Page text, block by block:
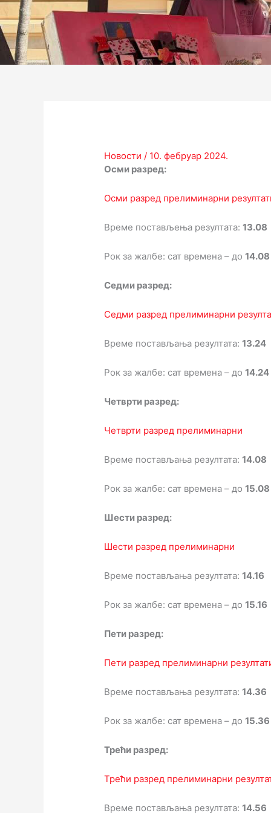
Новости / 10. фебруар 2024.
Осми разред:
Осми разред прелиминарни
Време постављења резултата:13.08
Рок за жалбе: сат времена – до14.08
Седми разред:
Седми разред прелиминарни
Време постављања резултата:13.24
Рок за жалбе: сат времена – до14.24
Четврти разред:
Четврти разред прелиминарни
Време постављања резултата:14.08
Рок за жалбе: сат времена – до15.08
Шести разред:
Шести разред прелиминарни
Време постављања резултата:14.16
Рок за жалбе: сат времена – до15.16
Пети разред:
Пети разред прелиминарни
Време постављања резултата:14.36
Рок за жалбе: сат времена – до15.36
Трећи разред:
Трећи разред прелиминарни
Време постављања резултата:14.56